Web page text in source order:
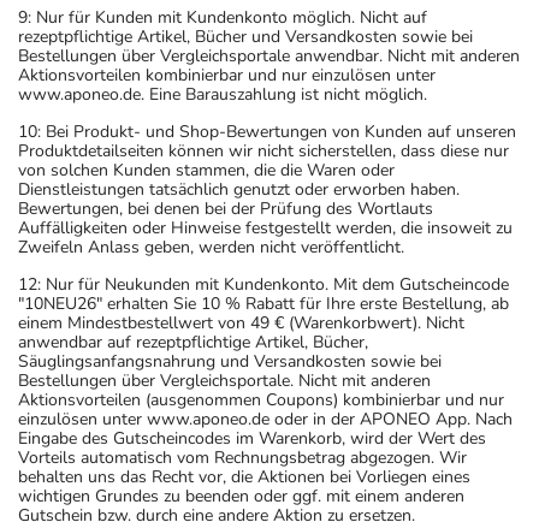
9: Nur für Kunden mit Kundenkonto möglich. Nicht auf
rezeptpflichtige Artikel, Bücher und Versandkosten sowie bei
Bestellungen über Vergleichsportale anwendbar. Nicht mit anderen
Aktionsvorteilen kombinierbar und nur einzulösen unter
www.aponeo.de. Eine Barauszahlung ist nicht möglich.
10: Bei Produkt- und Shop-Bewertungen von Kunden auf unseren
Produktdetailseiten können wir nicht sicherstellen, dass diese nur
von solchen Kunden stammen, die die Waren oder
Dienstleistungen tatsächlich genutzt oder erworben haben.
Bewertungen, bei denen bei der Prüfung des Wortlauts
Auffälligkeiten oder Hinweise festgestellt werden, die insoweit zu
Zweifeln Anlass geben, werden nicht veröffentlicht.
12: Nur für Neukunden mit Kundenkonto. Mit dem Gutscheincode
"10NEU26" erhalten Sie 10 % Rabatt für Ihre erste Bestellung, ab
einem Mindestbestellwert von 49 € (Warenkorbwert). Nicht
anwendbar auf rezeptpflichtige Artikel, Bücher,
Säuglingsanfangsnahrung und Versandkosten sowie bei
Bestellungen über Vergleichsportale. Nicht mit anderen
Aktionsvorteilen (ausgenommen Coupons) kombinierbar und nur
einzulösen unter www.aponeo.de oder in der APONEO App. Nach
Eingabe des Gutscheincodes im Warenkorb, wird der Wert des
Vorteils automatisch vom Rechnungsbetrag abgezogen. Wir
behalten uns das Recht vor, die Aktionen bei Vorliegen eines
wichtigen Grundes zu beenden oder ggf. mit einem anderen
Gutschein bzw. durch eine andere Aktion zu ersetzen.